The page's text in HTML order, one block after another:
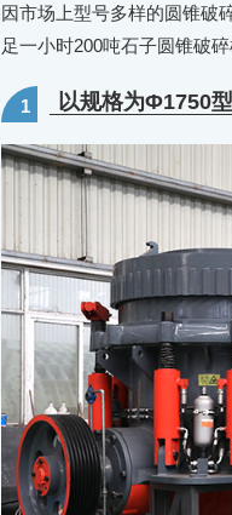
因市场上型号多样的圆锥破
足一小时200吨石子圆锥破碎
1 以规格为Φ1750